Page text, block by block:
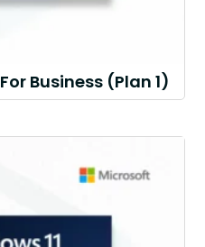
Business (Plan 1)